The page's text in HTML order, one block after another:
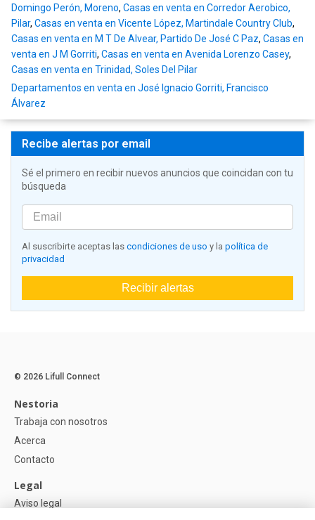
Domingo Perón, Moreno, Casas en venta en Corredor Aerobico,
Pilar, Casas en venta en Vicente López, Martindale Country Club,
Casas en venta en M T De Alvear, Partido De José C Paz, Casas en
venta en J M Gorriti, Casas en venta en Avenida Lorenzo Casey,
Casas en venta en Trinidad, Soles Del Pilar
Departamentos en venta en José Ignacio Gorriti, Francisco
Álvarez
Recibe alertas por email
Sé el primero en recibir nuevos anuncios que coincidan con tu
búsqueda
Al suscribirte aceptas las condiciones de uso y la política de
privacidad
Recibir alertas
© 2026 Lifull Connect
Nestoria
Trabaja con nosotros
Acerca
Contacto
Legal
Aviso legal